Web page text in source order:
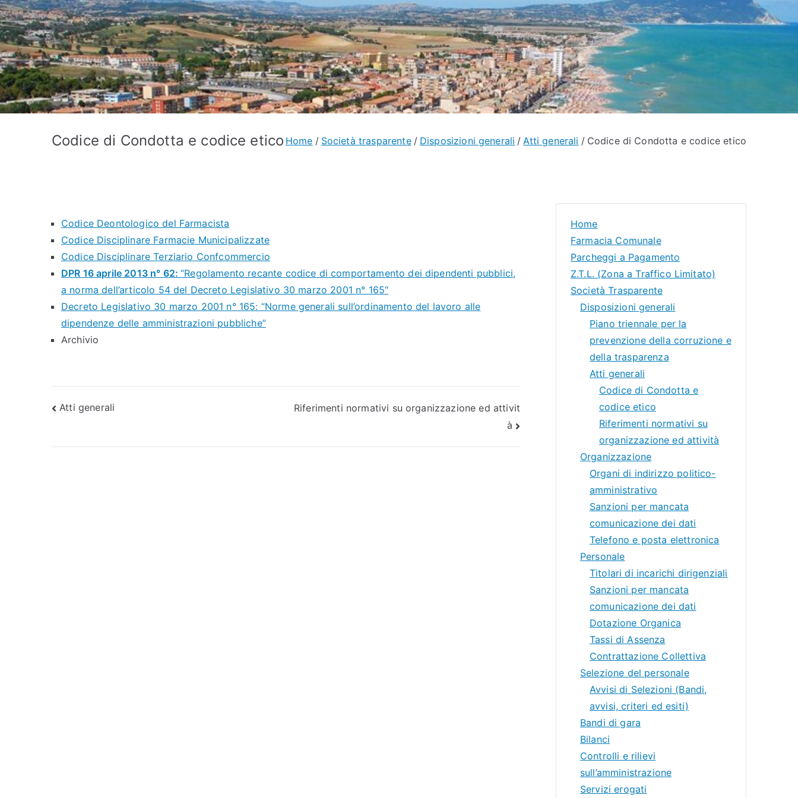
Codice di Condotta e codice etico Home Società trasparente Disposizioni generali Atti generali Codice di Condotta e codice etico
Codice Deontologico del Farmacista
Codice Disciplinare Farmacie Municipalizzate
Codice Disciplinare Terziario Confcommercio
DPR 16 aprile 2013 n° 62:“Regolamento recante codice di comportamento dei dipendenti pubblici,
a norma dell’articolo 54 del Decreto Legislativo 30 marzo 2001 n° 165“
Decreto Legislativo 30 marzo 2001 n° 165: “Norme generali sull’ordinamento del lavoro alle
dipendenze delle amministrazioni pubbliche”
Archivio
Navigazione
Atti generali
Riferimenti normativi su organizzazione ed attivit
à
Home
Farmacia Comunale
Parcheggi a Pagamento
Z.T.L. (Zona a Traffico Limitato)
Società Trasparente
Disposizioni generali
Piano triennale per la
prevenzione della corruzione e
della trasparenza
Atti generali
Codice di Condotta e
codice etico
Riferimenti normativi su
organizzazione ed attività
Organizzazione
Organi di indirizzo politico-
amministrativo
Sanzioni per mancata
comunicazione dei dati
Telefono e posta elettronica
Personale
Titolari di incarichi dirigenziali
Sanzioni per mancata
comunicazione dei dati
Dotazione Organica
Tassi di Assenza
Contrattazione Collettiva
Selezione del personale
Avvisi di Selezioni (Bandi,
avvisi, criteri ed esiti)
Bandi di gara
Bilanci
Controlli e rilievi
sull’amministrazione
Servizi erogati